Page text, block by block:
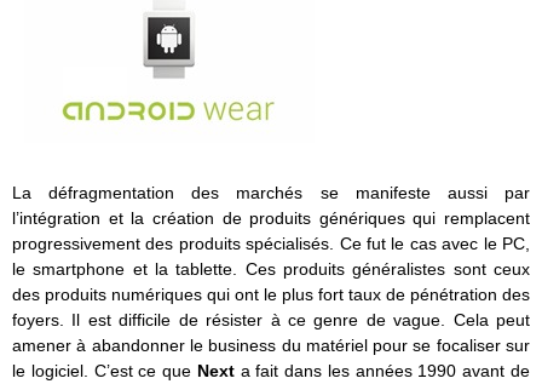
La défragmentation des marchés se manifeste aussi par
l’intégration et la création de produits génériques qui remplacent
progressivement des produits spécialisés. Ce fut le cas avec le PC,
le smartphone et la tablette. Ces produits généralistes sont ceux
des produits numériques qui ont le plus fort taux de pénétration des
foyers. Il est difficile de résister à ce genre de vague. Cela peut
amener à abandonner le business du matériel pour se focaliser sur
le logiciel. C’est ce que Next a fait dans les années 1990 avant de